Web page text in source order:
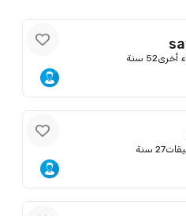
أخرى52 سنة
27 سنة